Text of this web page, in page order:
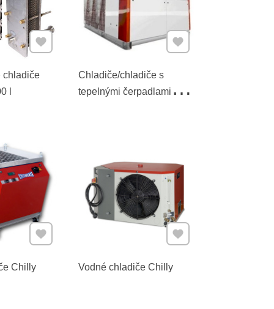
chladiče
l
Pridať k Obľúbeným
Chladiče/chladiče s
tepelnými čerpadlami
Pridať k Obľúbeným
Chilly
Pridať k Obľúbeným
Vodné chladiče Chilly
Pridať k Obľúbeným